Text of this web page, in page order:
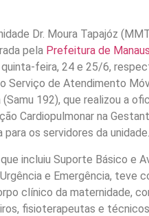
Dr. Moura Tapajóz
pela Prefeitura de Manaus
feira, 24 e 25/6,
Serviço de Atendimento
(Samu 192), que realizou a
Cardiopulmonar na
para os servidores da unidade.
incluiu Suporte Básico e
e Emergência, teve
clínico da maternidade,
fisioterapeutas e